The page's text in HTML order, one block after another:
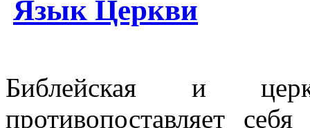
Язык Церкви
Библейская и
противопоставляет